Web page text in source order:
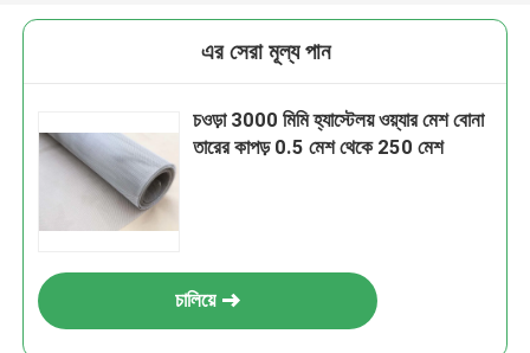
এর সেরা মূল্য পান
চওড়া 3000 মিমি হ্যাস্টেলয় ওয়্যার মেশ বোনা
তারের কাপড় 0.5 মেশ থেকে 250 মেশ
চালিয়ে